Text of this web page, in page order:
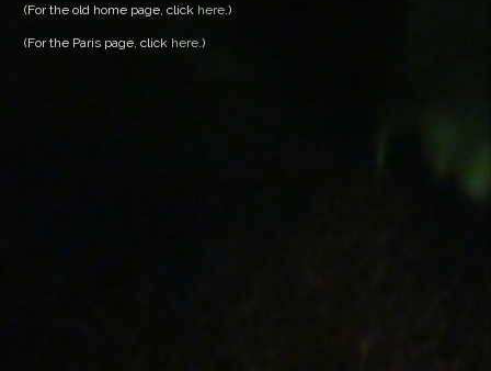
(For the old home page, click here .)
(For the Paris page, click here .)